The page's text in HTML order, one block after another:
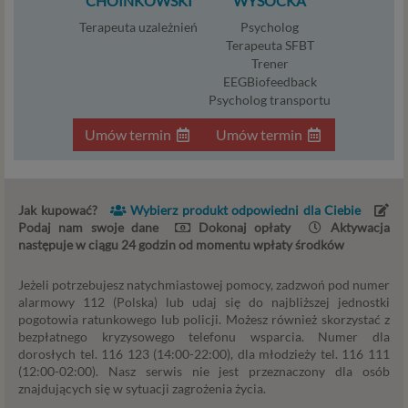
Terapeuta uzależnień
Umów termin
Psycholog
Terapeuta SFBT
Trener
EEGBiofeedback
Psycholog transportu
Umów termin
Jak kupować?
Wybierz produkt odpowiedni dla Ciebie
Podaj nam swoje dane
Dokonaj opłaty
Aktywacja
następuje w ciągu 24 godzin od momentu wpłaty środków
Jeżeli potrzebujesz natychmiastowej pomocy, zadzwoń pod numer
alarmowy 112 (Polska) lub udaj się do najbliższej jednostki
pogotowia ratunkowego lub policji. Możesz również skorzystać z
bezpłatnego kryzysowego telefonu wsparcia. Numer dla
dorosłych tel. 116 123 (14:00-22:00), dla młodzieży tel. 116 111
(12:00-02:00). Nasz serwis nie jest przeznaczony dla osób
znajdujących się w sytuacji zagrożenia życia.
naszych usług.
Przetwarzanie danych osobowych wymaga podstawy
prawnej. RODO przewiduje kilka rodzajów takich
podstaw prawnych dla przetwarzania danych, a w
przypadkach korzystania z naszych usług wystąpią, co do
wykonania umowy, której jesteś stroną. Umowa to,
w naszym przypadku, regulamin serwisu i
Jeśli zatem zawieramy z Tobą umowę o realizację
danej usługi, to możemy przetwarzać Twoje dane w
zakresie niezbędnym do realizacji tej umowy. W
przypadku, gdy zakładasz u nas konto, to umowa o
dostarczenie tego konta upoważnia nas do
przetwarzania danych niezbędnych do jego
zapewnienia (np. danych podanych przez Ciebie w